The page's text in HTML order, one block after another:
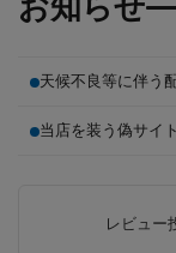
天候不良等に伴う
当店を装う偽サイ
レビュー